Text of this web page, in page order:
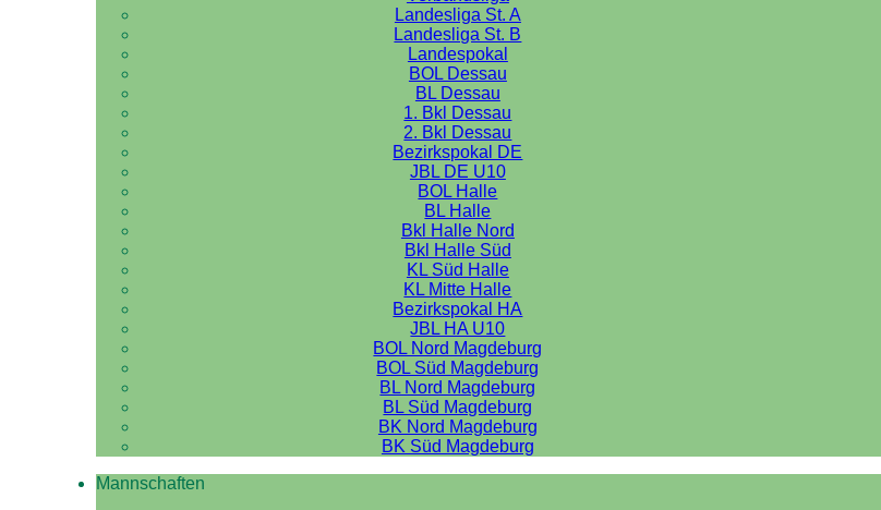
Landesliga St. A
Landesliga St. B
Landespokal
BOL Dessau
BL Dessau
1. Bkl Dessau
2. Bkl Dessau
Bezirkspokal DE
JBL DE U10
BOL Halle
BL Halle
Bkl Halle Nord
Bkl Halle Süd
KL Süd Halle
KL Mitte Halle
Bezirkspokal HA
JBL HA U10
BOL Nord Magdeburg
BOL Süd Magdeburg
BL Nord Magdeburg
BL Süd Magdeburg
BK Nord Magdeburg
BK Süd Magdeburg
Mannschaften